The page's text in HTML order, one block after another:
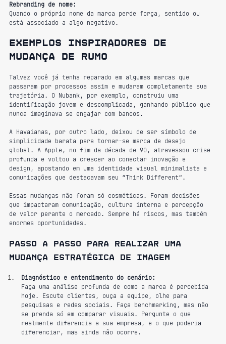
Rebranding de nome:
Quando o próprio nome da marca perde força, sentido ou
está associado a algo negativo.
Exemplos inspiradores de
mudança de rumo
Talvez você já tenha reparado em algumas marcas que
passaram por processos assim e mudaram completamente sua
trajetória. O Nubank, por exemplo, construiu uma
identificação jovem e descomplicada, ganhando público que
nunca imaginava se engajar com bancos.
A Havaianas, por outro lado, deixou de ser símbolo de
simplicidade barata para tornar-se marca de desejo
global. A Apple, no fim da década de 90, atravessou crise
profunda e voltou a crescer ao conectar inovação e
design, apostando em uma identidade visual minimalista e
comunicações que destacavam seu “Think Different”.
Essas mudanças não foram só cosméticas. Foram decisões
que impactaram comunicação, cultura interna e percepção
de valor perante o mercado. Sempre há riscos, mas também
enormes oportunidades.
Passo a passo para realizar uma
mudança estratégica de imagem
Diagnóstico e entendimento do cenário:
Faça uma análise profunda de como a marca é percebida
hoje. Escute clientes, ouça a equipe, olhe para
pesquisas e redes sociais. Faça benchmarking, mas não
se prenda só em comparar visuais. Pergunte o que
realmente diferencia a sua empresa, e o que poderia
diferenciar, mas ainda não ocorre.